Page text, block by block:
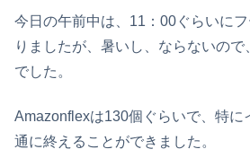
今日の午前中は、11：00ぐらいに
りましたが、暑いし、ならないの
でした。
Amazonflexは130個ぐらいで、特に
通に終えることができました。